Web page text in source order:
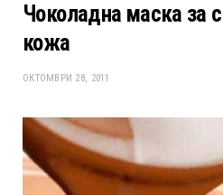
Чоколадна маска за
кожа
ОКТОМВРИ 28, 2011